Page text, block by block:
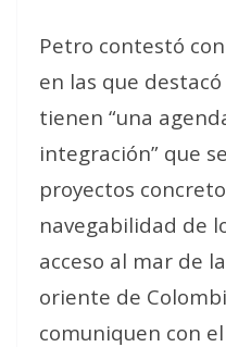
Petro contestó
en las que
tienen “una
integración” que
proyectos
navegabilidad de
acceso al mar de
oriente de
comuniquen con